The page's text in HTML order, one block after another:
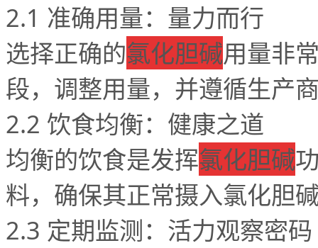
2.1 准确用量：量力而行
选择正确的氯化胆碱用量非
段，调整用量，并遵循生产
2.2 饮食均衡：健康之道
均衡的饮食是发挥氯化胆碱
料，确保其正常摄入氯化胆
2.3 定期监测：活力观察密码